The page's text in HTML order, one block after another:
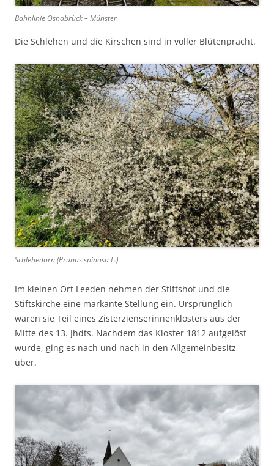
Bahnlinie Osnabrück – Münster
Die Schlehen und die Kirschen sind in voller Blütenpracht.
Schlehedorn (Prunus spinosa L.)
Im kleinen Ort Leeden nehmen der Stiftshof und die
Stiftskirche eine markante Stellung ein. Ursprünglich
waren sie Teil eines Zisterzienserinnenklosters aus der
Mitte des 13. Jhdts. Nachdem das Kloster 1812 aufgelöst
wurde, ging es nach und nach in den Allgemeinbesitz
über.